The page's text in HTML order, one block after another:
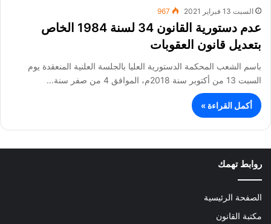
السبت 13 فبراير 2021 967
عدم دستورية القانون 34 لسنة 1984 الخاص
بتعديل قانون العقوبات
باسم الشعب المحكمة الدستورية العليا بالجلسة العلنية المنعقدة يوم
السبت 13 من أكتوبر سنة 2018م، الموافق 4 من صفر سنة…
أكمل القراءة »
روابط تهمك
الصفحة الرئيسية
مكتبة القانون